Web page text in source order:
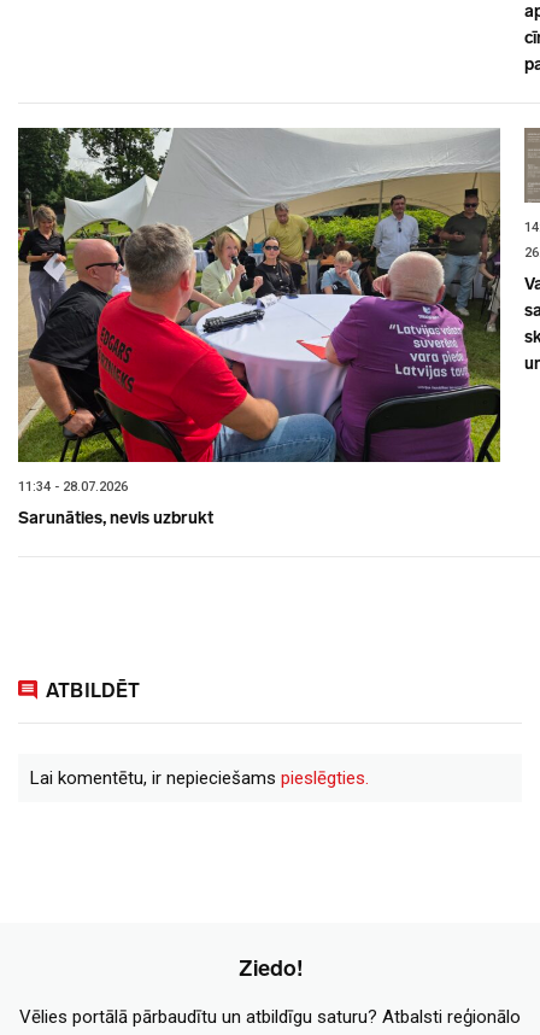
11:34 - 28.07.2026
Sarunāties, nevis uzbrukt
ATBILDĒT
Lai komentētu, ir nepieciešams pieslēgties.
Ziedo!
Vēlies portālā pārbaudītu un atbildīgu saturu? Atbalsti reģionālo